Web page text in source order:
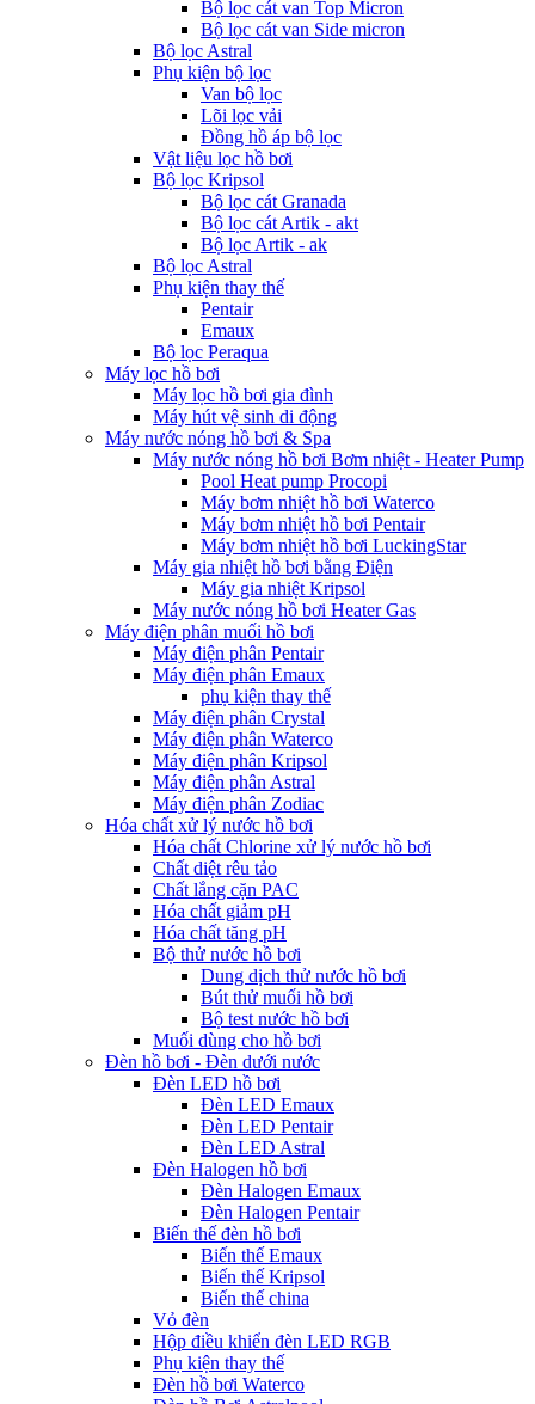
Bộ lọc cát van Top Micron
Bộ lọc cát van Side micron
Bộ lọc Astral
Phụ kiện bộ lọc
Van bộ lọc
Lõi lọc vải
Đồng hồ áp bộ lọc
Vật liệu lọc hồ bơi
Bộ lọc Kripsol
Bộ lọc cát Granada
Bộ lọc cát Artik - akt
Bộ lọc Artik - ak
Bộ lọc Astral
Phụ kiện thay thế
Pentair
Emaux
Bộ lọc Peraqua
Máy lọc hồ bơi
Máy lọc hồ bơi gia đình
Máy hút vệ sinh di động
Máy nước nóng hồ bơi & Spa
Máy nước nóng hồ bơi Bơm nhiệt - Heater Pump
Pool Heat pump Procopi
Máy bơm nhiệt hồ bơi Waterco
Máy bơm nhiệt hồ bơi Pentair
Máy bơm nhiệt hồ bơi LuckingStar
Máy gia nhiệt hồ bơi bằng Điện
Máy gia nhiệt Kripsol
Máy nước nóng hồ bơi Heater Gas
Máy điện phân muối hồ bơi
Máy điện phân Pentair
Máy điện phân Emaux
phụ kiện thay thế
Máy điện phân Crystal
Máy điện phân Waterco
Máy điện phân Kripsol
Máy điện phân Astral
Máy điện phân Zodiac
Hóa chất xử lý nước hồ bơi
Hóa chất Chlorine xử lý nước hồ bơi
Chất diệt rêu tảo
Chất lắng cặn PAC
Hóa chất giảm pH
Hóa chất tăng pH
Bộ thử nước hồ bơi
Dung dịch thử nước hồ bơi
Bút thử muối hồ bơi
Bộ test nước hồ bơi
Muối dùng cho hồ bơi
Đèn hồ bơi - Đèn dưới nước
Đèn LED hồ bơi
Đèn LED Emaux
Đèn LED Pentair
Đèn LED Astral
Đèn Halogen hồ bơi
Đèn Halogen Emaux
Đèn Halogen Pentair
Biến thế đèn hồ bơi
Biến thế Emaux
Biến thế Kripsol
Biến thế china
Vỏ đèn
Hộp điều khiển đèn LED RGB
Phụ kiện thay thế
Đèn hồ bơi Waterco